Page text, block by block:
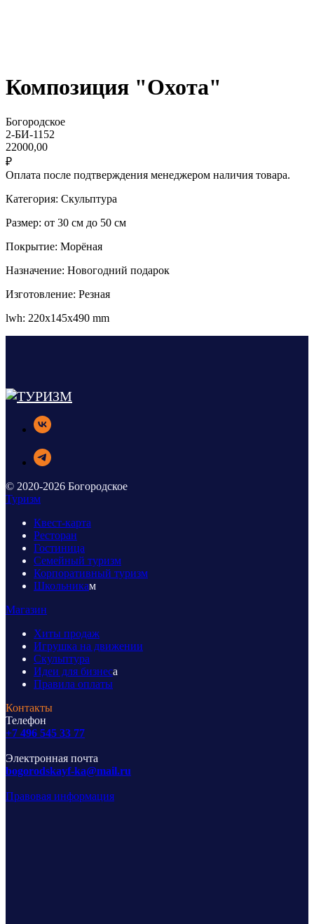
Композиция "Охота"
Богородское
2-БИ-1152
22000,00
₽
Оплата после подтверждения менеджером наличия товара.
Категория: Скульптура
Размер: от 30 см до 50 см
Покрытие: Морёная
Назначение: Новогодний подарок
Изготовление: Резная
lwh: 220x145x490 mm
© 2020-2026 Богородское
Туризм
Квест-карта
Ресторан
Гостиница
Семейный туризм
Корпоративный туризм
Школьникам
Магазин
Хиты продаж
Игрушка на движении
Скульптура
Идеи для бизнеса
Правила оплаты
Контакты
Телефон
+7 496 545 33 77
Электронная почта
bogorodskayf-ka@mail.ru
Правовая информация